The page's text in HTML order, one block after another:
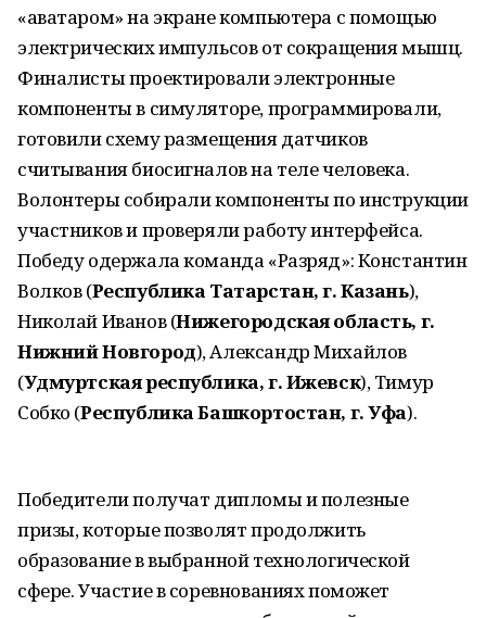
«аватаром» на экране компьютера с помощью
электрических импульсов от сокращения мышц.
Финалисты проектировали электронные
компоненты в симуляторе, программировали,
готовили схему размещения датчиков
считывания биосигналов на теле человека.
Волонтеры собирали компоненты по инструкции
участников и проверяли работу интерфейса.
Победу одержала команда «Разряд»: Константин
Волков (Республика Татарстан, г. Казань),
Николай Иванов (Нижегородская область, г.
Нижний Новгород), Александр Михайлов
(Удмуртская республика, г. Ижевск), Тимур
Собко (Республика Башкортостан, г. Уфа).
Победители получат дипломы и полезные
призы, которые позволят продолжить
образование в выбранной технологической
сфере. Участие в соревнованиях поможет